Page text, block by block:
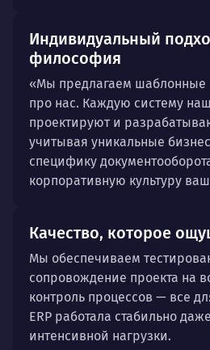
Индивидуальный
философия
«Мы предлагаем шаблонные
про нас. Каждую систему
проектируют и
учитывая уникальные
специфику
корпоративную культуру
Качество, которое
Мы обеспечиваем
сопровождение проекта на
контроль процессов — все
ERP работала стабильно
интенсивной нагрузки.